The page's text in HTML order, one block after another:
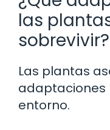
las
sobrevivir?
Las plantas
adaptaciones
entorno.